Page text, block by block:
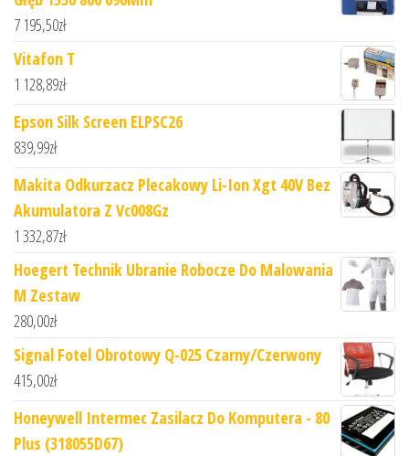
7 195,50zł
Vitafon T
1 128,89zł
Epson Silk Screen ELPSC26
839,99zł
Makita Odkurzacz Plecakowy Li-Ion Xgt 40V Bez
Akumulatora Z Vc008Gz
1 332,87zł
Hoegert Technik Ubranie Robocze Do Malowania
M Zestaw
280,00zł
Signal Fotel Obrotowy Q-025 Czarny/Czerwony
415,00zł
Honeywell Intermec Zasilacz Do Komputera - 80
Plus (318055D67)